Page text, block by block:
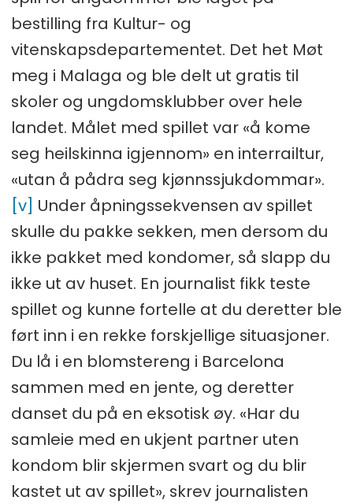
bestilling fra Kultur- og
vitenskapsdepartementet. Det het Møt
meg i Malaga og ble delt ut gratis til
skoler og ungdomsklubber over hele
landet. Målet med spillet var «å kome
seg heilskinna igjennom» en interrailtur,
«utan å pådra seg kjønnssjukdommar».
[v] Under åpningssekvensen av spillet
skulle du pakke sekken, men dersom du
ikke pakket med kondomer, så slapp du
ikke ut av huset. En journalist fikk teste
spillet og kunne fortelle at du deretter ble
ført inn i en rekke forskjellige situasjoner.
Du lå i en blomstereng i Barcelona
sammen med en jente, og deretter
danset du på en eksotisk øy. «Har du
samleie med en ukjent partner uten
kondom blir skjermen svart og du blir
kastet ut av spillet», skrev journalisten